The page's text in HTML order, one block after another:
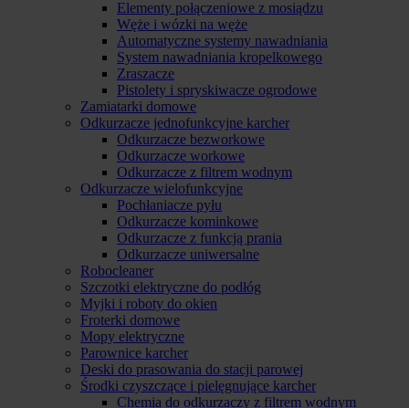
Elementy połączeniowe z mosiądzu
Węże i wózki na węże
Automatyczne systemy nawadniania
System nawadniania kropelkowego
Zraszacze
Pistolety i spryskiwacze ogrodowe
Zamiatarki domowe
Odkurzacze jednofunkcyjne karcher
Odkurzacze bezworkowe
Odkurzacze workowe
Odkurzacze z filtrem wodnym
Odkurzacze wielofunkcyjne
Pochłaniacze pyłu
Odkurzacze kominkowe
Odkurzacze z funkcją prania
Odkurzacze uniwersalne
Robocleaner
Szczotki elektryczne do podłóg
Myjki i roboty do okien
Froterki domowe
Mopy elektryczne
Parownice karcher
Deski do prasowania do stacji parowej
Środki czyszczące i pielęgnujące karcher
Chemia do odkurzaczy z filtrem wodnym